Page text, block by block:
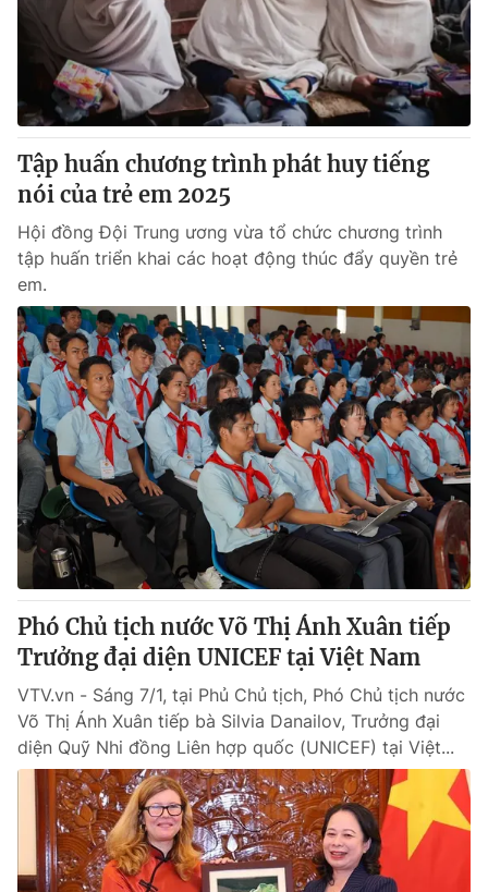
VTV Sức khoẻ Bất động sản
Thị trường 24h Tấm lòng Việt
VTV4 Vươn mình bằng AI
Liên hệ tòa soạn English
THỜI BÁO VTV
Theo dõi báo trên
Cơ quan chủ quản:
Đài Truyền hình Việt Nam
Cơ quan báo chí:
Thời báo VTV
Giấy phép hoạt động báo in và báo điện tử số 483/GP-BTTTT
cấp ngày 29/12/2023
Tổng Biên tập:Vũ Thanh Thủy
Phó Tổng Biên tập:Nguyễn Thị Mỹ Hạnh, Phạm Quốc Thắng,
Nguyễn Trọng Ninh
Tổng đài VTV:024.38 355 931 - 024.38 355 932
Ðiện thoại Thời báo VTV:024.66 897 897
Email:toasoan@vtv.vn
Liên hệ quảng cáo:024-7300.7108
Tập huấn chương trình phát huy tiếng
nói của trẻ em 2025
Hội đồng Đội Trung ương vừa tổ chức chương trình
tập huấn triển khai các hoạt động thúc đẩy quyền trẻ
em.
Phó Chủ tịch nước Võ Thị Ánh Xuân tiếp
Trưởng đại diện UNICEF tại Việt Nam​
VTV.vn - Sáng 7/1, tại Phủ Chủ tịch, Phó Chủ tịch nước
Võ Thị Ánh Xuân tiếp bà Silvia Danailov, Trưởng đại
diện Quỹ Nhi đồng Liên hợp quốc (UNICEF) tại Việt...